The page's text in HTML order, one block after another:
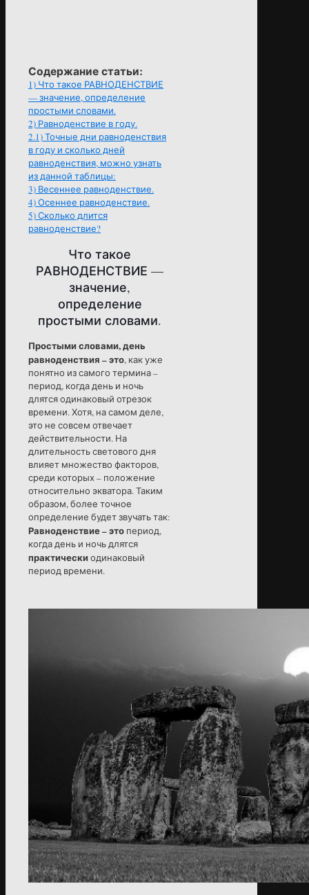
Содержание статьи:
1) Что такое РАВНОДЕНСТВИЕ
— значение, определение
простыми словами.
2) Равноденствие в году.
2.1)Точные дни равноденствия
в году и сколько дней
равноденствия, можно узнать
из данной таблицы:
3) Весеннее равноденствие.
4)Осеннее равноденствие.
5)Сколько длится
равноденствие?
Что такое
РАВНОДЕНСТВИЕ —
значение,
определение
простыми словами.
Простыми словами, день
равноденствия – это, как уже
понятно из самого термина –
период, когда день и ночь
длятся одинаковый отрезок
времени. Хотя, на самом деле,
это не совсем отвечает
действительности. На
длительность светового дня
влияет множество факторов,
среди которых – положение
относительно экватора. Таким
образом, более точное
определение будет звучать так:
Равноденствие – это период,
когда день и ночь длятся
практическиодинаковый
период времени.